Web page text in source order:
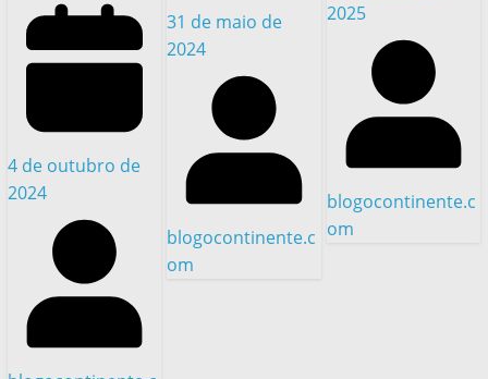
4 de outubro de
2024
31 de maio de
2024
blogocontinente.c
om
2025
blogocontinente.c
om